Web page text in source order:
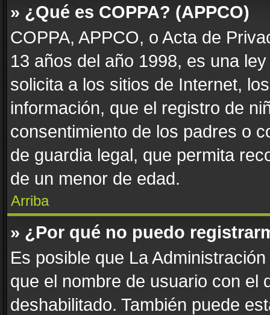
» ¿Qué es COPPA? (APPCO)
COPPA, APPCO, o Acta de
13 años del año 1998, es una
solicita a los sitios de Internet,
información, que el registro de
consentimiento de los padres o
de guardia legal, que permita
de un menor de edad.
Arriba
» ¿Por qué no puedo
Es posible que La
que el nombre de usuario con el
deshabilitado. También puede